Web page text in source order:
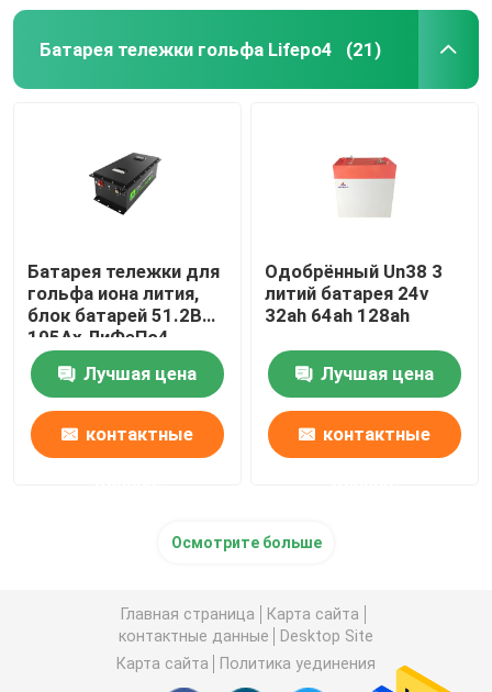
Батарея тележки гольфа Lifepo4 (21)
Батарея тележки для
гольфа иона лития,
блок батарей 51.2В
105Ах ЛиФеПо4
Лучшая цена
контактные
Одобрённый Un38 3
литий батарея 24v
32ah 64ah 128ah
Лучшая цена
контактные
Осмотрите больше
Главная страница
Карта сайта
контактные данные
Desktop Site
Карта сайта
Политика уединения